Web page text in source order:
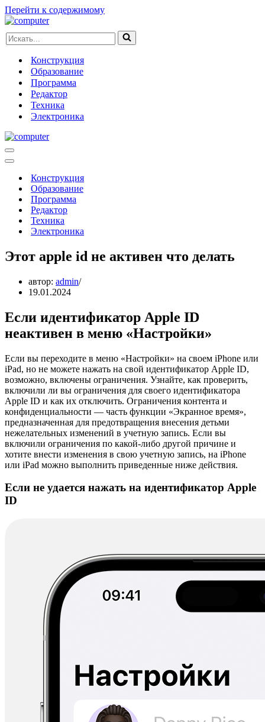
Перейти к содержимому
Искать...
Конструкция
Образование
Программа
Редактор
Техника
Электроника
Меню
навигации
Меню
навигацииКонструкция
Образование
Программа
Редактор
Техника
Электроника
Этот apple id не активен что делать
автор: admin
19.01.2024
Если идентификатор Apple ID
неактивен в меню «Настройки»
Если вы переходите в меню «Настройки» на своем iPhone или
iPad, но не можете нажать на свой идентификатор Apple ID,
возможно, включены ограничения. Узнайте, как проверить,
включили ли вы ограничения для своего идентификатора
Apple ID и как их отключить. Ограничения контента и
конфиденциальности — часть функции «Экранное время»,
предназначенная для предотвращения внесения детьми
нежелательных изменений в учетную запись. Если вы
включили ограничения по какой-либо другой причине и
хотите внести изменения в свою учетную запись, на iPhone
или iPad можно выполнить приведенные ниже действия.
Если не удается нажать на идентификатор Apple
ID